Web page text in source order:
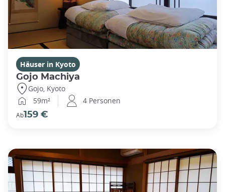
Häuser in Kyoto
Gojo Machiya
Gojo, Kyoto
59m²
4 Personen
Ab159 €